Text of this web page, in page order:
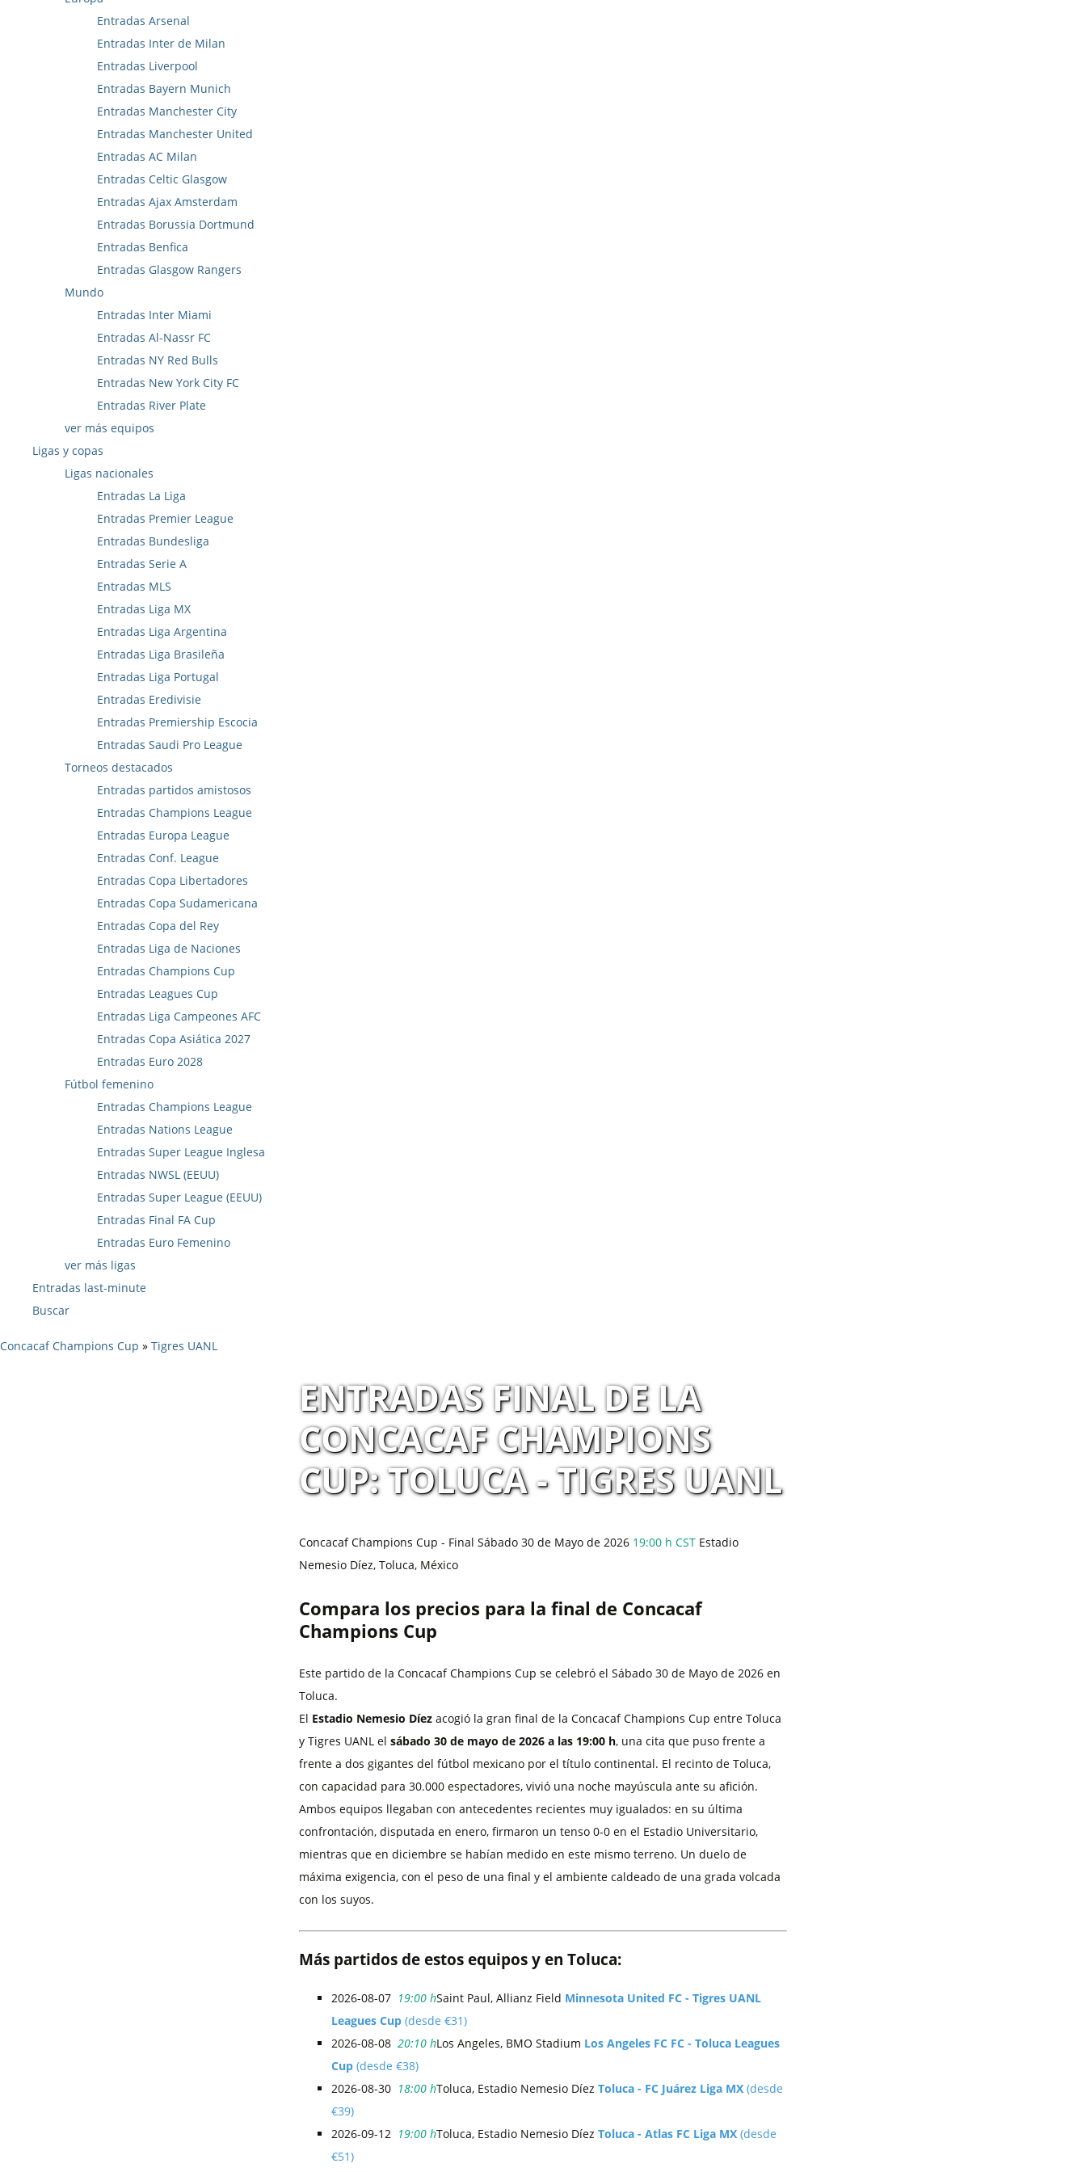
Entradas Arsenal
Entradas Inter de Milan
Entradas Liverpool
Entradas Bayern Munich
Entradas Manchester City
Entradas Manchester United
Entradas AC Milan
Entradas Celtic Glasgow
Entradas Ajax Amsterdam
Entradas Borussia Dortmund
Entradas Benfica
Entradas Glasgow Rangers
Mundo
Entradas Inter Miami
Entradas Al-Nassr FC
Entradas NY Red Bulls
Entradas New York City FC
Entradas River Plate
ver más equipos
Ligas y copas
Ligas nacionales
Entradas La Liga
Entradas Premier League
Entradas Bundesliga
Entradas Serie A
Entradas MLS
Entradas Liga MX
Entradas Liga Argentina
Entradas Liga Brasileña
Entradas Liga Portugal
Entradas Eredivisie
Entradas Premiership Escocia
Entradas Saudi Pro League
Torneos destacados
Entradas partidos amistosos
Entradas Champions League
Entradas Europa League
Entradas Conf. League
Entradas Copa Libertadores
Entradas Copa Sudamericana
Entradas Copa del Rey
Entradas Liga de Naciones
Entradas Champions Cup
Entradas Leagues Cup
Entradas Liga Campeones AFC
Entradas Copa Asiática 2027
Entradas Euro 2028
Fútbol femenino
Entradas Champions League
Entradas Nations League
Entradas Super League Inglesa
Entradas NWSL (EEUU)
Entradas Super League (EEUU)
Entradas Final FA Cup
Entradas Euro Femenino
ver más ligas
Entradas last-minute
Buscar
Concacaf Champions Cup » Tigres UANL
ENTRADAS FINAL DE LA
CONCACAF CHAMPIONS
CUP: TOLUCA - TIGRES UANL
Concacaf Champions Cup - Final Sábado 30 de Mayo de 2026 19:00 h CST Estadio
Nemesio Díez, Toluca, México
Compara los precios para la final de Concacaf
Champions Cup
Este partido de la Concacaf Champions Cup se celebró el Sábado 30 de Mayo de 2026 en
Toluca.
El Estadio Nemesio Díez acogió la gran final de la Concacaf Champions Cup entre Toluca
y Tigres UANL el sábado 30 de mayo de 2026 a las 19:00 h, una cita que puso frente a
frente a dos gigantes del fútbol mexicano por el título continental. El recinto de Toluca,
con capacidad para 30.000 espectadores, vivió una noche mayúscula ante su afición.
Ambos equipos llegaban con antecedentes recientes muy igualados: en su última
confrontación, disputada en enero, firmaron un tenso 0-0 en el Estadio Universitario,
mientras que en diciembre se habían medido en este mismo terreno. Un duelo de
máxima exigencia, con el peso de una final y el ambiente caldeado de una grada volcada
con los suyos.
Más partidos de estos equipos y en Toluca:
2026-08-07 19:00 hSaint Paul, Allianz Field Minnesota United FC - Tigres UANL
Leagues Cup (desde €31)
2026-08-08 20:10 hLos Angeles, BMO Stadium Los Angeles FC FC - Toluca Leagues
Cup (desde €38)
2026-08-30 18:00 hToluca, Estadio Nemesio Díez Toluca - FC Juárez Liga MX (desde
€39)
2026-09-12 19:00 hToluca, Estadio Nemesio Díez Toluca - Atlas FC Liga MX (desde
€51)